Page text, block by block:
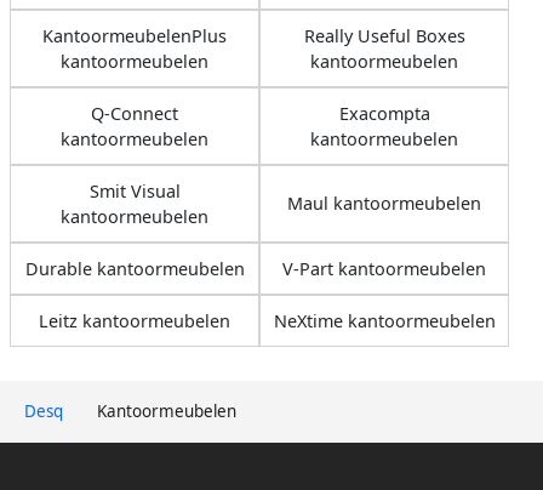
Desq Kantoormeubelen
KantoormeubelenPlus
kantoormeubelen
Really Useful Boxes
kantoormeubelen
Q-Connect
kantoormeubelen
Exacompta
kantoormeubelen
Smit Visual
kantoormeubelen
Maul kantoormeubelen
Durable kantoormeubelen V-Part kantoormeubelen
Leitz kantoormeubelen NeXtime kantoormeubelen